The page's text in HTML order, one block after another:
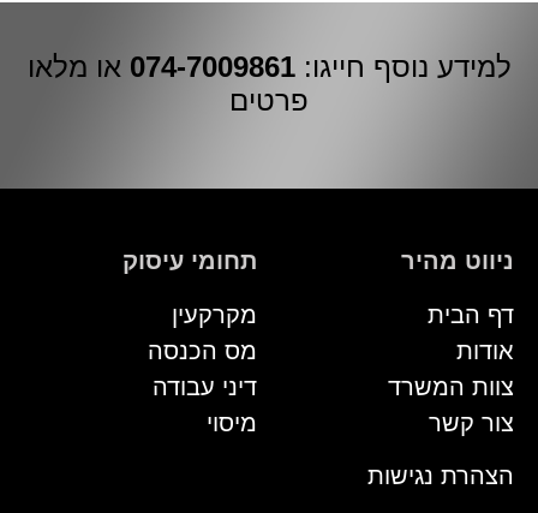
למידע נוסף חייגו:074-7009861 או מלאו
פרטים
ניווט מהיר
דף הבית
אודות
צוות המשרד
צור קשר
הצהרת נגישות
תחומי עיסוק
מקרקעין
מס הכנסה
דיני עבודה
מיסוי